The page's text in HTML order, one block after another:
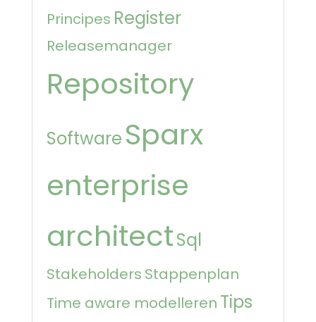
Principes Register
Releasemanager
Repository
Software Sparx
enterprise
architectSql
Stakeholders Stappenplan
Time aware modelleren Tips